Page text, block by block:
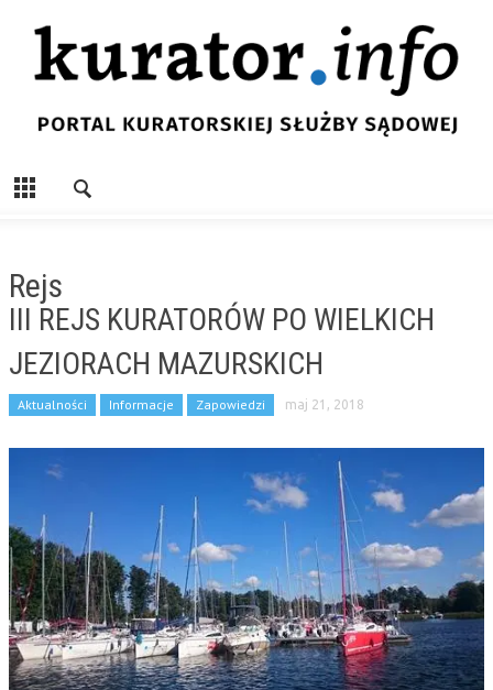
Rejs
III REJS KURATORÓW PO WIELKICH
JEZIORACH MAZURSKICH
Aktualności Informacje Zapowiedzi maj 21, 2018